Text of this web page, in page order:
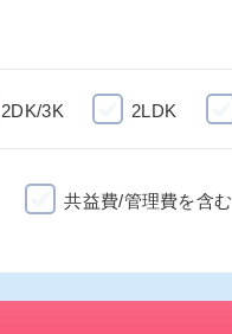
2DK/3K 2LDK
共益費/管理費を含む